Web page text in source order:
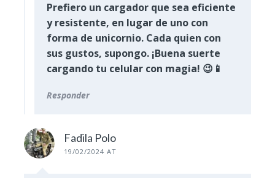
Prefiero un cargador que sea eficiente
y resistente, en lugar de uno con
forma de unicornio. Cada quien con
sus gustos, supongo. ¡Buena suerte
cargando tu celular con magia! 😉📱
Responder
Fadila Polo
19/02/2024 AT